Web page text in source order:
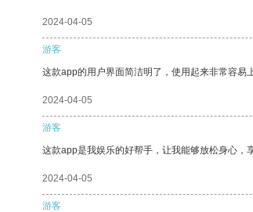
2024-04-05
游客
这款app的用户界面简洁明了，使用起来非常容易
2024-04-05
游客
这款app是我娱乐的好帮手，让我能够放松身心，
2024-04-05
游客